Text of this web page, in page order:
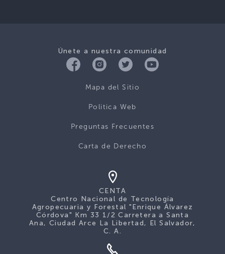
Únete a nuestra comunidad
Mapa del Sitio
Politica Web
Preguntas Frecuentes
Carta de Derecho
CENTA
Centro Nacional de Tecnología
Agropecuaria y Forestal "Enrique Álvarez
Córdova" Km 33 1/2 Carretera a Santa
Ana, Ciudad Arce La Libertad, El Salvador,
C. A.